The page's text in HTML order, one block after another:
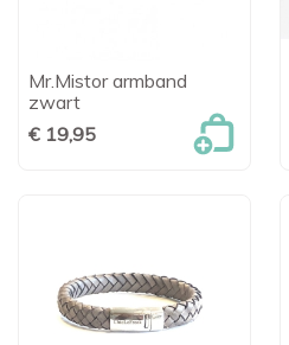
Mr.Mistor armband
zwart
€ 19,95